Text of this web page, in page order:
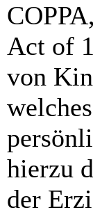
Act of
von
hierzu
der